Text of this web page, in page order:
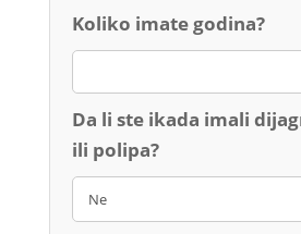
Koliko imate godina?
Da li ste ikada imali
ili polipa?